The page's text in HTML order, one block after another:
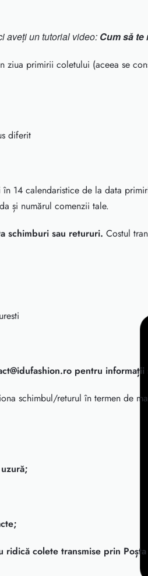
aveți un tutorial video: Cum să
ziua primirii coletului (aceea se
diferit
în 14 calendaristice de la data
și numărul comenzii tale.
schimburi sau retururi. Costul
pentru informații
schimbul/returul în termen de
colete transmise prin